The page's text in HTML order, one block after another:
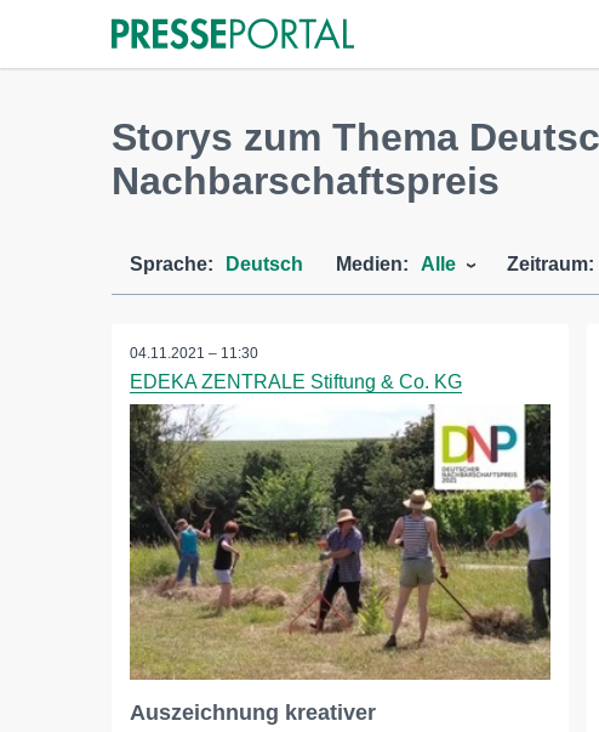
Storys zum Thema
Nachbarschaftspreis
Sprache: Deutsch Medien: Alle Zeitraum:
04.11.2021 – 11:30
EDEKA ZENTRALE Stiftung & Co. KG
Auszeichnung kreativer